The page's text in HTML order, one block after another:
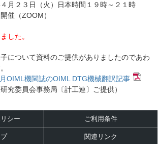
月２３日（火）日本時間１９時～２１時
（ZOOM）
した。
について資料のご提供がありましたのであわ
OIML機関誌のOIML DTG機械翻訳記事
究委員会事務局〔計工連〕ご提供）
シー ご利用条件
関連リンク